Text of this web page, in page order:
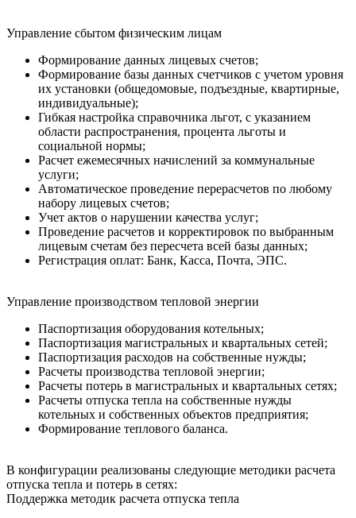
Управление сбытом физическим лицам
Формирование данных лицевых счетов;
Формирование базы данных счетчиков с учетом уровня
их установки (общедомовые, подъездные, квартирные,
индивидуальные);
Гибкая настройка справочника льгот, с указанием
области распространения, процента льготы и
социальной нормы;
Расчет ежемесячных начислений за коммунальные
услуги;
Автоматическое проведение перерасчетов по любому
набору лицевых счетов;
Учет актов о нарушении качества услуг;
Проведение расчетов и корректировок по выбранным
лицевым счетам без пересчета всей базы данных;
Регистрация оплат: Банк, Касса, Почта, ЭПС.
Управление производством тепловой энергии
Паспортизация оборудования котельных;
Паспортизация магистральных и квартальных сетей;
Паспортизация расходов на собственные нужды;
Расчеты производства тепловой энергии;
Расчеты потерь в магистральных и квартальных сетях;
Расчеты отпуска тепла на собственные нужды
котельных и собственных объектов предприятия;
Формирование теплового баланса.
В конфигурации реализованы следующие методики расчета
отпуска тепла и потерь в сетях:
Поддержка методик расчета отпуска тепла